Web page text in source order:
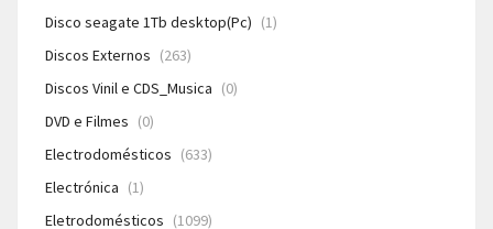
Disco seagate 1Tb desktop(Pc) (1)
Discos Externos (263)
Discos Vinil e CDS_Musica (0)
DVD e Filmes (0)
Electrodomésticos (633)
Electrónica (1)
Eletrodomésticos (1099)